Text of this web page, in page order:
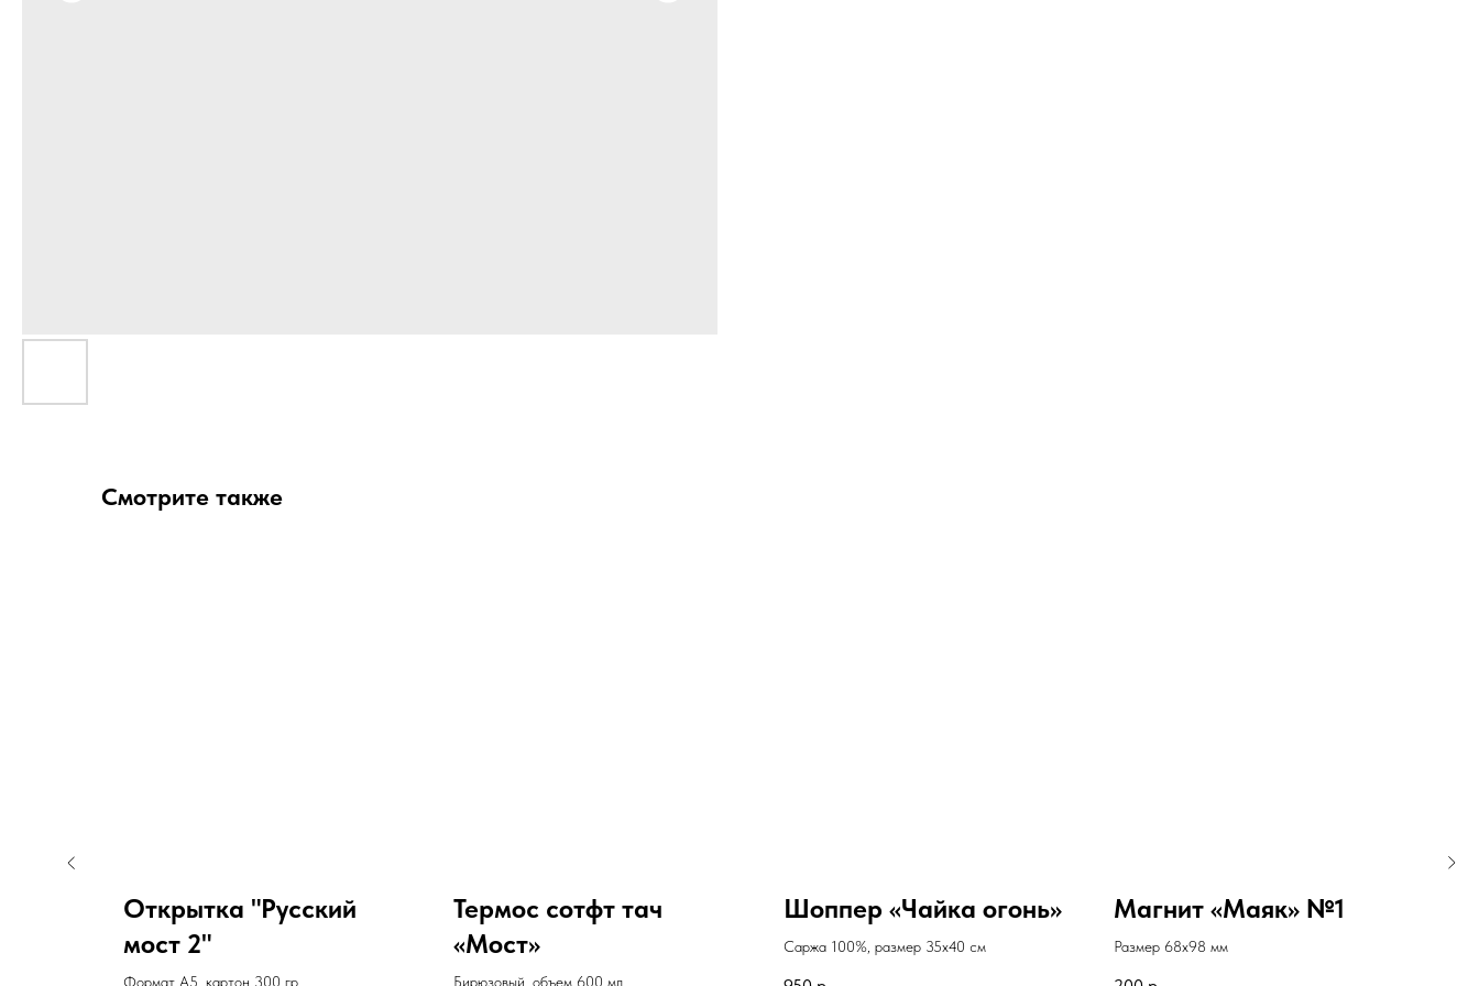
Смотрите также
Открытка "Русский
мост 2"
Формат А5, картон 300 гр
Термос сотфт тач
«Мост»
Бирюзовый, объем 600 мл
Шоппер «Чайка огонь»
Саржа 100%, размер 35х40 см
Магнит «Маяк» №1
Размер 68х98 мм